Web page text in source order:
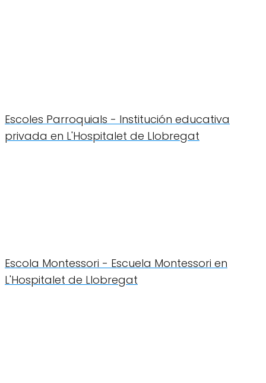
Escoles Parroquials - Institución educativa
privada en L'Hospitalet de Llobregat
Escola Montessori - Escuela Montessori en
L'Hospitalet de Llobregat